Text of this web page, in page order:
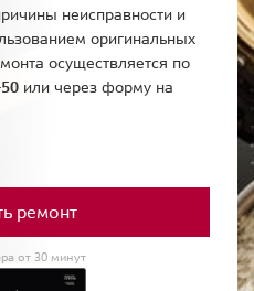
неисправности и
оригинальных
осуществляется по
или через форму на
ремонт
от 30 минут